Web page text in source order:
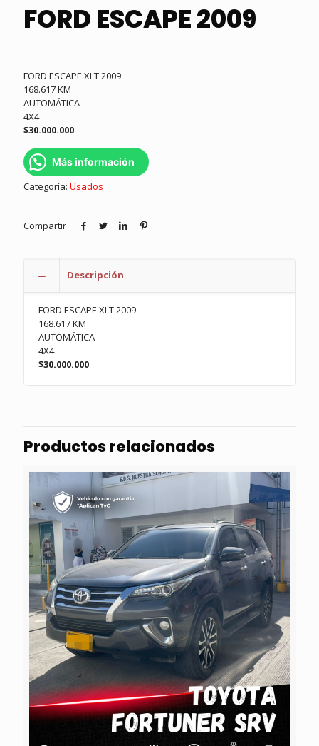
FORD ESCAPE 2009
FORD ESCAPE XLT 2009
168.617 KM
AUTOMÁTICA
4X4
$30.000.000
Más información
Categoría: Usados
Compartir
Descripción
FORD ESCAPE XLT 2009
168.617 KM
AUTOMÁTICA
4X4
$30.000.000
Productos relacionados